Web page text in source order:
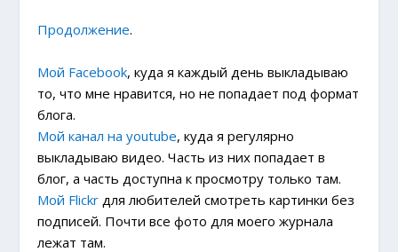
Продолжение.
Мой Facebook, куда я каждый день выкладываю
то, что мне нравится, но не попадает под формат
блога.
Мой канал на youtube, куда я регулярно
выкладываю видео. Часть из них попадает в
блог, а часть доступна к просмотру только там.
Мой Flickr для любителей смотреть картинки без
подписей. Почти все фото для моего журнала
лежат там.